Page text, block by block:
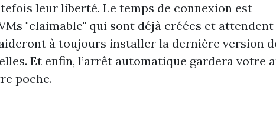
leur liberté. Le temps de connexion est
"claimable" qui sont déjà créées et attendent
à toujours installer la dernière version
Et enfin, l’arrêt automatique gardera votre
poche.